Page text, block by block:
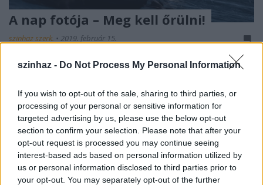
szinhaz - Do Not Process My Personal Information
If you wish to opt-out of the sale, sharing to third parties, or
processing of your personal or sensitive information for
targeted advertising by us, please use the below opt-out
section to confirm your selection. Please note that after your
opt-out request is processed you may continue seeing
interest-based ads based on personal information utilized by
us or personal information disclosed to third parties prior to
your opt-out. You may separately opt-out of the further
A nap fotója – Meg kell őrülni!
szinhaz szerk. • 2019. február 15.
A sokszoros Lábán-díjas Hód Adrienn ismét új
alkotótársaival közös munkájában a MU
Színházban.